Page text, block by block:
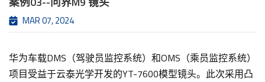
MAR 07, 2024
华为车载DMS（驾驶员监控系统）和OMS（乘员监控系统）
项目受益于云泰光学开发的YT-7600模型镜头。此次采用凸